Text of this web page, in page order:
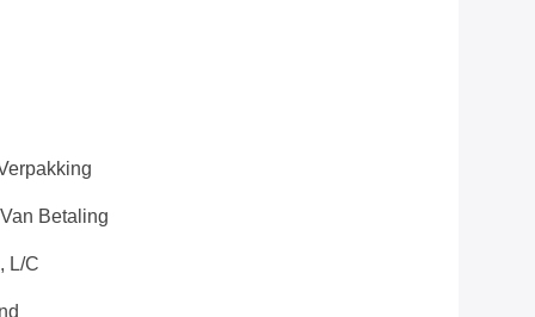
Betaling
L/C